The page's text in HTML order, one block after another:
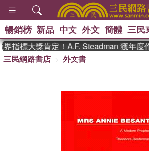
獎 臺灣漫遊錄 、
暢銷榜 新品 中文 外文 簡體 三民
指標大獎肯定！A.F. Steadman 獲年度
三民網路書店
外文書